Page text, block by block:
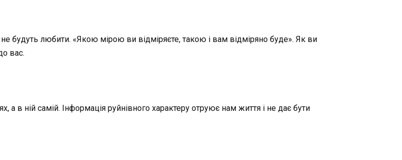
будуть любити. «Якою мірою ви відміряєте, такою і вам відміряно буде». Як ви
вас.
в ній самій. Інформація руйнівного характеру отруює нам життя і не дає бути